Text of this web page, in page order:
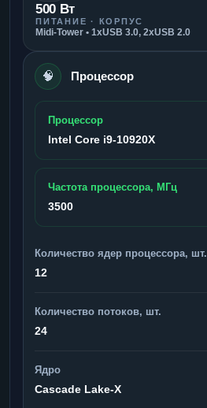
500 Вт
ПИТАНИЕ · КОРПУС
Midi-Tower • 1xUSB 3.0, 2xUSB 2.0
🧠 Процессор
Процессор
Intel Core i9-10920X
Частота процессора, МГц
3500
Количество ядер процессора, шт.
12
Количество потоков, шт.
24
Ядро
Cascade Lake-X